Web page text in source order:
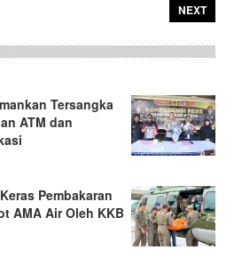
NEXT
Tersangka
ATM dan
Pembakaran
AMA Air Oleh KKB